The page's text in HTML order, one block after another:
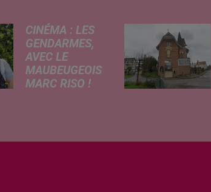
CINÉMA : LES
GENDARMES,
AVEC LE
MAUBEUGEOIS
MARC RISO !
de la célèbre bande